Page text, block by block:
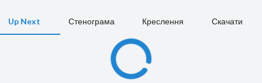
Up Next Стенограма Креслення Скачати